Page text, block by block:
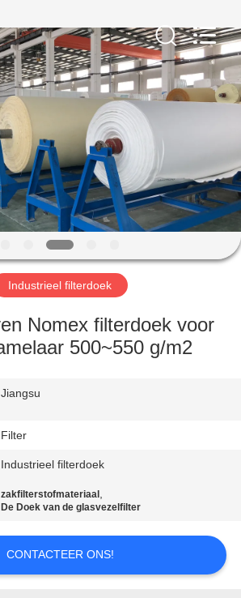
Industrieel filterdoek
Nomex filterdoek voor
500~550 g/m2
Jiangsu
Filter
Industrieel filterdoek
zakfilterstofmateriaal ,
De Doek van de glasvezelfilter
CONTACTEER ONS!